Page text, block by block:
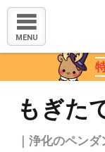
MENU
もぎた
｜浄化のペン